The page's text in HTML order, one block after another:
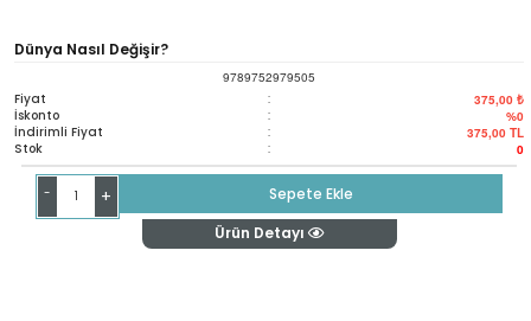
Dünya Nasıl Değişir?
9789752979505
Fiyat : 375,00 ₺
İskonto : %0
İndirimli Fiyat : 375,00 TL
Stok : 0
- +
Sepete Ekle
Ürün Detayı